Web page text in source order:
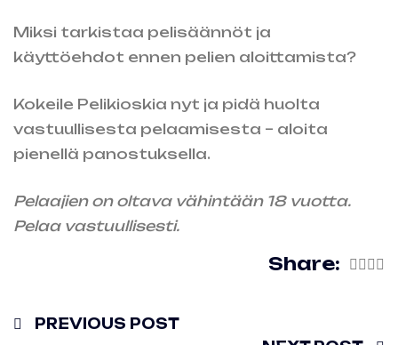
Miksi tarkistaa pelisäännöt ja
käyttöehdot ennen pelien aloittamista?
Kokeile Pelikioskia nyt ja pidä huolta
vastuullisesta pelaamisesta – aloita
pienellä panostuksella.
Pelaajien on oltava vähintään 18 vuotta.
Pelaa vastuullisesti.
Share:
PREVIOUS POST